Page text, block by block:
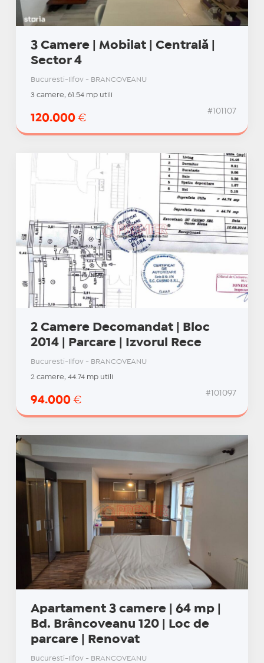
3 Camere | Mobilat | Centrală |
Sector 4
Bucuresti-Ilfov - BRANCOVEANU
3 camere, 61.54 mp utili
120.000 €
#101107
2 Camere Decomandat | Bloc
2014 | Parcare | Izvorul Rece
Bucuresti-Ilfov - BRANCOVEANU
2 camere, 44.74 mp utili
94.000 €
#101097
Apartament 3 camere | 64 mp |
Bd. Brâncoveanu 120 | Loc de
parcare | Renovat
Bucuresti-Ilfov - BRANCOVEANU